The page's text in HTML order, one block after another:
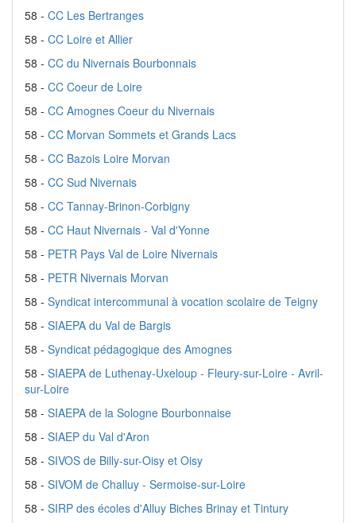
58 - CC Les Bertranges
58 - CC Loire et Allier
58 - CC du Nivernais Bourbonnais
58 - CC Coeur de Loire
58 - CC Amognes Coeur du Nivernais
58 - CC Morvan Sommets et Grands Lacs
58 - CC Bazois Loire Morvan
58 - CC Sud Nivernais
58 - CC Tannay-Brinon-Corbigny
58 - CC Haut Nivernais - Val d'Yonne
58 - PETR Pays Val de Loire Nivernais
58 - PETR Nivernais Morvan
58 - Syndicat intercommunal à vocation scolaire de Teigny
58 - SIAEPA du Val de Bargis
58 - Syndicat pédagogique des Amognes
58 - SIAEPA de Luthenay-Uxeloup - Fleury-sur-Loire - Avril-
sur-Loire
58 - SIAEPA de la Sologne Bourbonnaise
58 - SIAEP du Val d'Aron
58 - SIVOS de Billy-sur-Oisy et Oisy
58 - SIVOM de Challuy - Sermoise-sur-Loire
58 - SIRP des écoles d'Alluy Biches Brinay et Tintury